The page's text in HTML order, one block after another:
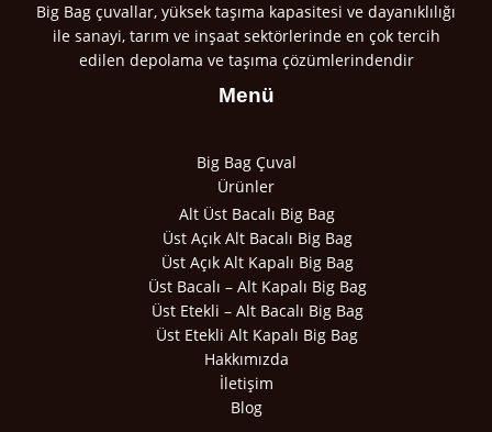
Big Bag çuvallar, yüksek taşıma kapasitesi ve dayanıklılığı
ile sanayi, tarım ve inşaat sektörlerinde en çok tercih
edilen depolama ve taşıma çözümlerindendir
Menü
Big Bag Çuval
Ürünler
Alt Üst Bacalı Big Bag
Üst Açık Alt Bacalı Big Bag
Üst Açık Alt Kapalı Big Bag
Üst Bacalı – Alt Kapalı Big Bag
Üst Etekli – Alt Bacalı Big Bag
Üst Etekli Alt Kapalı Big Bag
Hakkımızda
İletişim
Blog